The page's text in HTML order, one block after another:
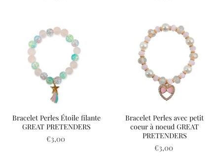
Bracelet Perles Étoile filante
GREAT PRETENDERS
€3,00
Bracelet Perles avec petit
coeur à noeud GREAT
PRETENDERS
€3,00